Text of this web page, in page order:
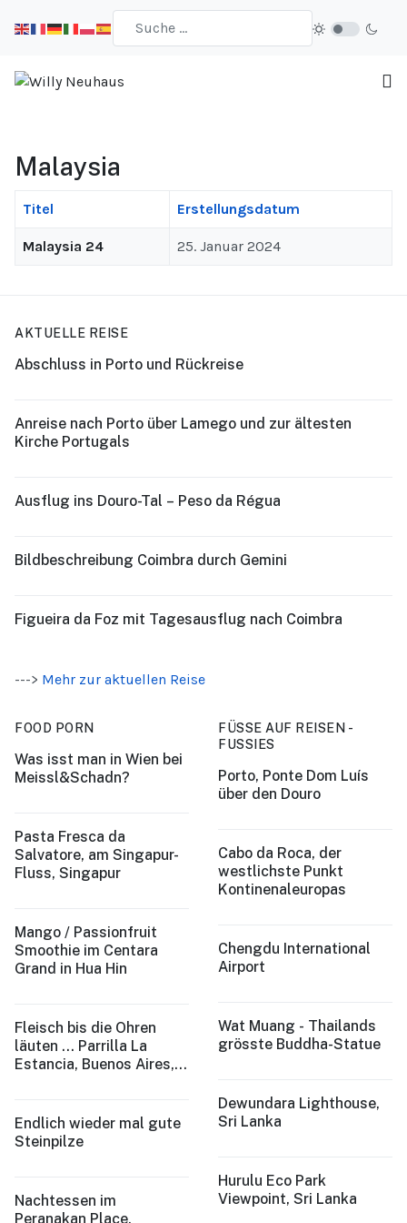
Malaysia
Titel Erstellungsdatum
Malaysia 24 25. Januar 2024
AKTUELLE REISE
Abschluss in Porto und Rückreise
Anreise nach Porto über Lamego und zur ältesten
Kirche Portugals
Ausflug ins Douro-Tal – Peso da Régua
Bildbeschreibung Coimbra durch Gemini
Figueira da Foz mit Tagesausflug nach Coimbra
---> Mehr zur aktuellen Reise
FOOD PORN
Was isst man in Wien bei
Meissl&Schadn?
Pasta Fresca da
Salvatore, am Singapur-
Fluss, Singapur
Mango / Passionfruit
Smoothie im Centara
Grand in Hua Hin
Fleisch bis die Ohren
läuten ... Parrilla La
Estancia, Buenos Aires,
Endlich wieder mal gute
Steinpilze
Nachtessen im
Peranakan Place,
FÜSSE AUF REISEN -
FUSSIES
Porto, Ponte Dom Luís
über den Douro
Cabo da Roca, der
westlichste Punkt
Kontinenaleuropas
Chengdu International
Airport
Wat Muang - Thailands
grösste Buddha-Statue
Dewundara Lighthouse,
Sri Lanka
Hurulu Eco Park
Viewpoint, Sri Lanka